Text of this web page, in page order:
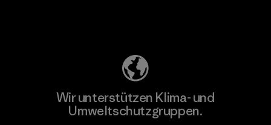
Wir unterstützen Klima- und
Umweltschutzgruppen.